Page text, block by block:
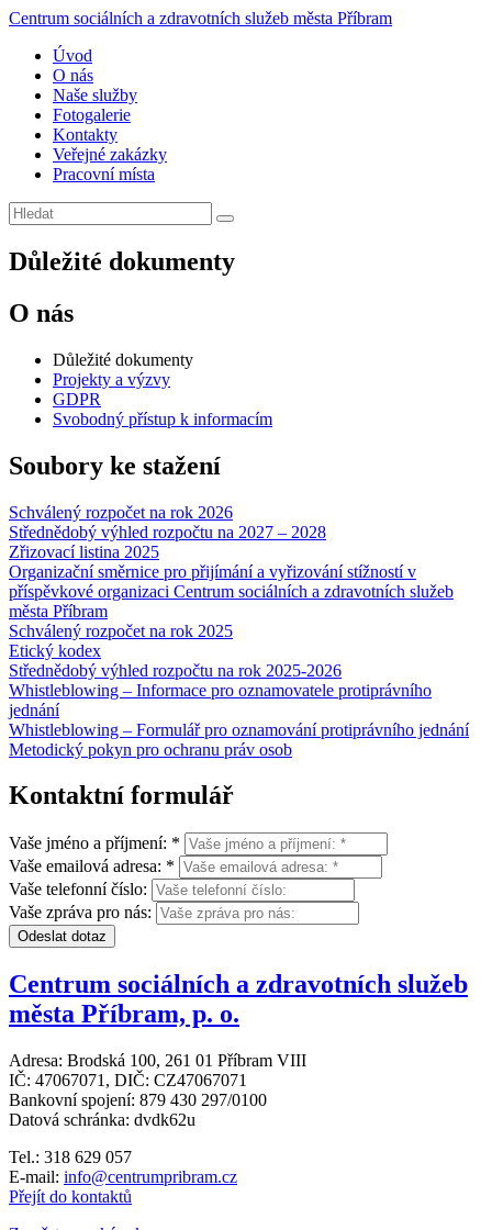
Centrum sociálních a zdravotních služeb města Příbram
Úvod
O nás
Naše služby
Fotogalerie
Kontakty
Veřejné zakázky
Pracovní místa
Důležité dokumenty
O nás
Důležité dokumenty
Projekty a výzvy
GDPR
Svobodný přístup k informacím
Soubory ke stažení
Schválený rozpočet na rok 2026
Střednědobý výhled rozpočtu na 2027 – 2028
Zřizovací listina 2025
Organizační směrnice pro přijímání a vyřizování stížností v
příspěvkové organizaci Centrum sociálních a zdravotních služeb
města Příbram
Schválený rozpočet na rok 2025
Etický kodex
Střednědobý výhled rozpočtu na rok 2025-2026
Whistleblowing – Informace pro oznamovatele protiprávního
jednání
Whistleblowing – Formulář pro oznamování protiprávního jednání
Metodický pokyn pro ochranu práv osob
Kontaktní formulář
Vaše jméno a příjmení: *
Vaše emailová adresa: *
Vaše telefonní číslo:
Vaše zpráva pro nás:
Odeslat dotaz
Centrum sociálních a zdravotních služeb
města Příbram, p. o.
Adresa: Brodská 100, 261 01 Příbram VIII
IČ: 47067071, DIČ: CZ47067071
Bankovní spojení: 879 430 297/0100
Datová schránka: dvdk62u
Tel.: 318 629 057
E-mail: info@centrumpribram.cz
Přejít do kontaktů